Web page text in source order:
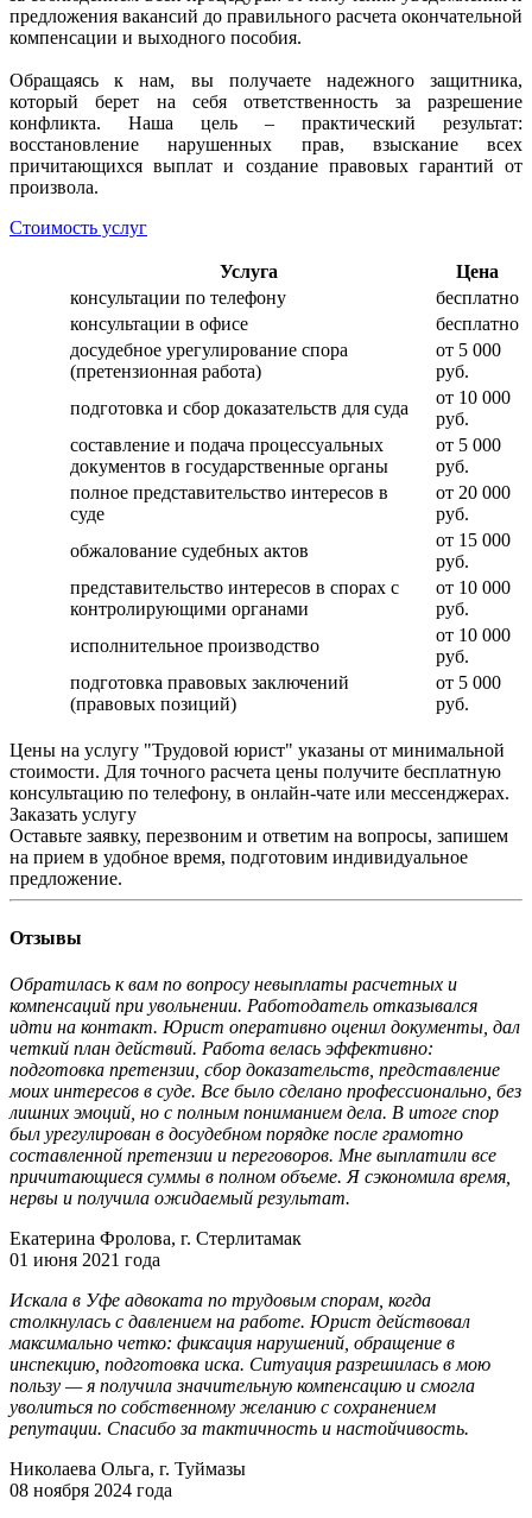
предложения вакансий до правильного расчета окончательной
компенсации и выходного пособия.
Обращаясь к нам, вы получаете надежного защитника,
который берет на себя ответственность за разрешение
конфликта. Наша цель – практический результат:
восстановление нарушенных прав, взыскание всех
причитающихся выплат и создание правовых гарантий от
произвола.
Стоимость услуг
Услуга
Цена
консультации по телефону
бесплатно
консультации в офисе
бесплатно
досудебное урегулирование спора
(претензионная работа)
от 5 000
руб.
подготовка и сбор доказательств для суда
от 10 000
руб.
составление и подача процессуальных
документов в государственные органы
от 5 000
руб.
полное представительство интересов в
суде
от 20 000
руб.
обжалование судебных актов
от 15 000
руб.
представительство интересов в спорах с
контролирующими органами
от 10 000
руб.
исполнительное производство
от 10 000
руб.
подготовка правовых заключений
(правовых позиций)
от 5 000
руб.
Цены на услугу "Трудовой юрист" указаны от минимальной
стоимости. Для точного расчета цены получите бесплатную
консультацию по телефону, в онлайн-чате или мессенджерах.
Заказать услугу
Оставьте заявку, перезвоним и ответим на вопросы, запишем
на прием в удобное время, подготовим индивидуальное
предложение.
Отзывы
Обратилась к вам по вопросу невыплаты расчетных и
компенсаций при увольнении. Работодатель отказывался
идти на контакт. Юрист оперативно оценил документы, дал
четкий план действий. Работа велась эффективно:
подготовка претензии, сбор доказательств, представление
моих интересов в суде. Все было сделано профессионально, без
лишних эмоций, но с полным пониманием дела. В итоге спор
был урегулирован в досудебном порядке после грамотно
составленной претензии и переговоров. Мне выплатили все
причитающиеся суммы в полном объеме. Я сэкономила время,
нервы и получила ожидаемый результат.
Екатерина Фролова, г. Стерлитамак
01 июня 2021 года
Искала в Уфе адвоката по трудовым спорам, когда
столкнулась с давлением на работе. Юрист действовал
максимально четко: фиксация нарушений, обращение в
инспекцию, подготовка иска. Ситуация разрешилась в мою
пользу — я получила значительную компенсацию и смогла
уволиться по собственному желанию с сохранением
репутации. Спасибо за тактичность и настойчивость.
Николаева Ольга, г. Туймазы
08 ноября 2024 года